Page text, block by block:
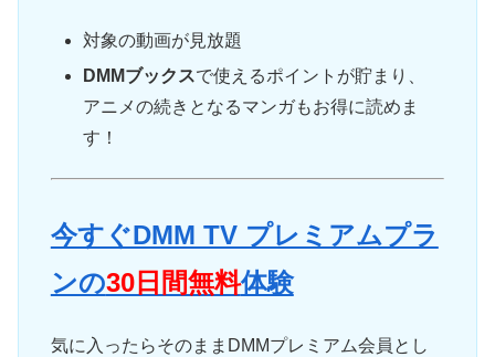
対象の動画が見放題
DMMブックスで使えるポイントが貯まり、
アニメの続きとなるマンガもお得に読めま
す！
今すぐDMM TV プレミアムプラ
ンの30日間無料体験
気に入ったらそのままDMMプレミアム会員とし